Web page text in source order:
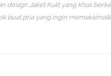
design Jaket Kulit yang khas
buat pria yang ingin